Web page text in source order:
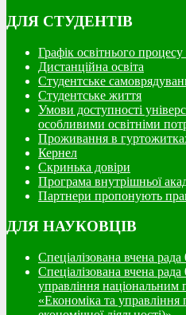
ДЛЯ СТУДЕНТІВ
Графік освітнього
Дистанційна освіта
Студентське
Студентське життя
Умови доступності
особливими освітніми
Проживання в
Кернел
Скринька довіри
Програма внутрішньої
Партнери пропонують
ДЛЯ НАУКОВЦІВ
Спеціалізована вчена
Спеціалізована вчена
управління національним
«Економіка та